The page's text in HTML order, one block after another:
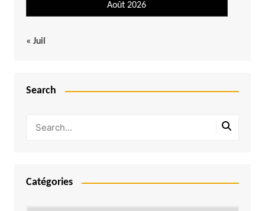
Août 2026
« Juil
Search
Catégories